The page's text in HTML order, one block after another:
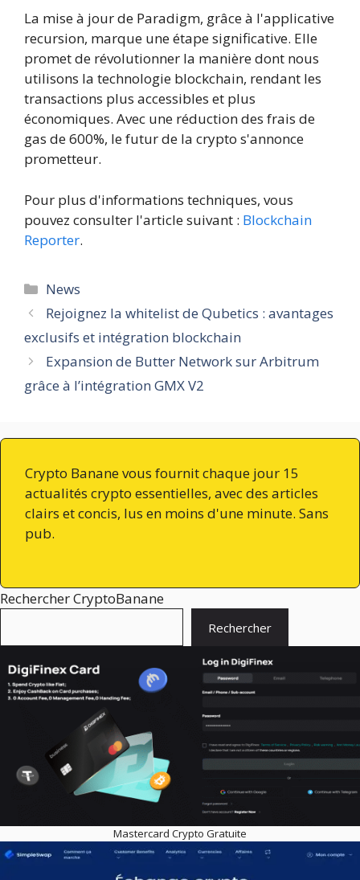
La mise à jour de Paradigm, grâce à l'applicative
recursion, marque une étape significative. Elle
promet de révolutionner la manière dont nous
utilisons la technologie blockchain, rendant les
transactions plus accessibles et plus
économiques. Avec une réduction des frais de
gas de 600%, le futur de la crypto s'annonce
prometteur.
Pour plus d'informations techniques, vous
pouvez consulter l'article suivant : Blockchain
Reporter.
Catégories
News
Rejoignez la whitelist de Qubetics : avantages
exclusifs et intégration blockchain
Expansion de Butter Network sur Arbitrum
grâce à l’intégration GMX V2
Crypto Banane vous fournit chaque jour 15
actualités crypto essentielles, avec des articles
clairs et concis, lus en moins d'une minute. Sans
pub.
Rechercher CryptoBanane
Rechercher
Mastercard Crypto Gratuite